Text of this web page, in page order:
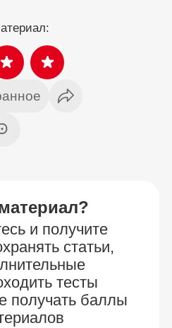
и получите
статьи,
тесты
получать баллы